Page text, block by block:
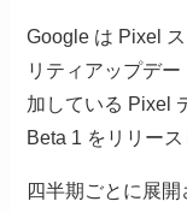
Google は Pixel
リティアップデ
加している Pixel
Beta 1 をリリース
四半期ごとに展